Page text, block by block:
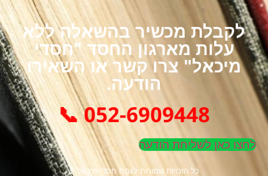
לקבלת מכשיר בהשאלה ללא
עלות מארגון החסד "חסדי
מיכאל" צרו קשר או השאירו
הודעה.
052-6909448 📞
לחצו כאן לשליחת הודעה
כל הזכויות שמורות לגמח חסדי מיכאל ©